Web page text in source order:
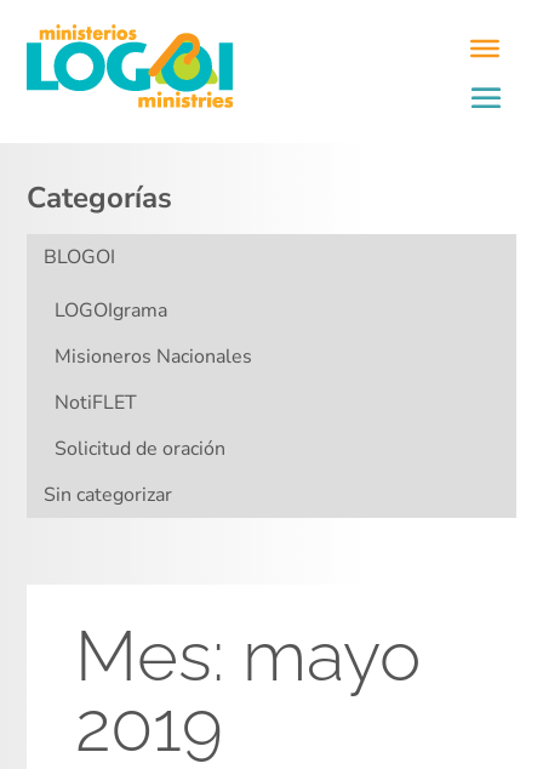
Categorías
BLOGOI
LOGOIgrama
Misioneros Nacionales
NotiFLET
Solicitud de oración
Sin categorizar
Mes: mayo
2019